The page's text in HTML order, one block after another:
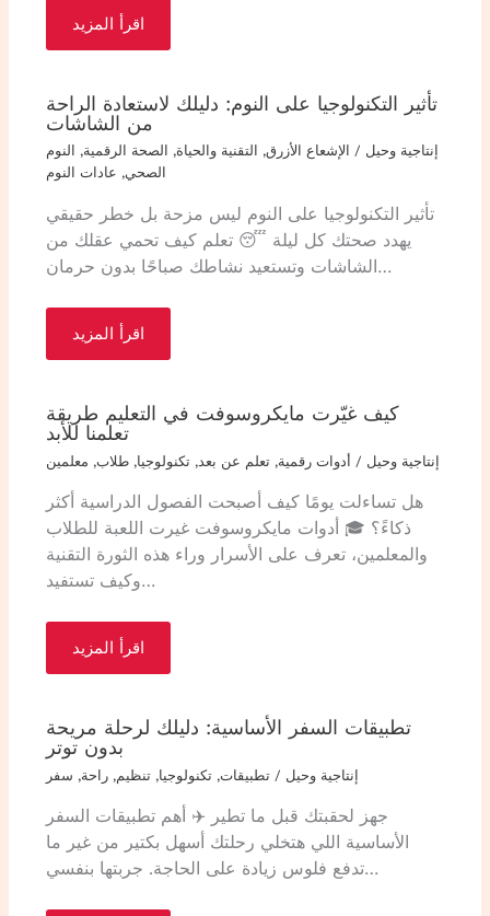
اقرأ المزيد
تأثير التكنولوجيا على النوم: دليلك لاستعادة الراحة
من الشاشات
إنتاجية وحيل / الإشعاع الأزرق, التقنية والحياة, الصحة الرقمية,
النوم
الصحي, عادات النوم
تأثير التكنولوجيا على النوم ليس مزحة بل خطر حقيقي
يهدد صحتك كل ليلة 😴 تعلم كيف تحمي عقلك من
الشاشات وتستعيد نشاطك صباحًا بدون حرمان…
اقرأ المزيد
كيف غيّرت مايكروسوفت في التعليم طريقة
تعلمنا للأبد
إنتاجية وحيل / أدوات رقمية,تعلم عن بعد,تكنولوجيا,طلاب, معلمين
هل تساءلت يومًا كيف أصبحت الفصول الدراسية أكثر
ذكاءً؟ 🎓 أدوات مايكروسوفت غيرت اللعبة للطلاب
والمعلمين، تعرف على الأسرار وراء هذه الثورة التقنية
وكيف تستفيد…
اقرأ المزيد
تطبيقات السفر الأساسية: دليلك لرحلة مريحة
بدون توتر
إنتاجية وحيل /تطبيقات,تكنولوجيا,تنظيم,راحة, سفر
جهز لحقبتك قبل ما تطير ✈️ أهم تطبيقات السفر
الأساسية اللي هتخلي رحلتك أسهل بكتير من غير ما
تدفع فلوس زيادة على الحاجة. جربتها بنفسي…